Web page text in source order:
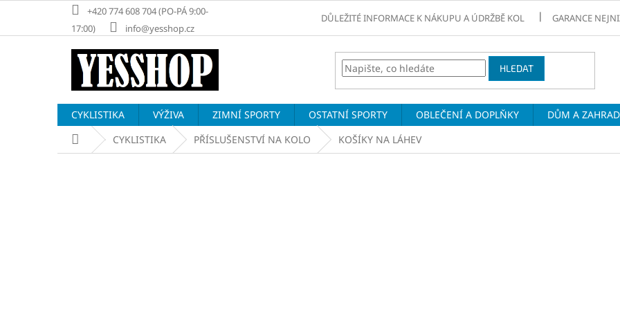
obsah
+420 774 608 704 (PO-PÁ 9:00-
17:00)
info@yesshop.cz
DŮLEŽITÉ INFORMACE K NÁKUPU A ÚDRŽBĚ KOL GARANCE
HLEDAT
CYKLISTIKA VÝŽIVA ZIMNÍ SPORTY OSTATNÍ SPORTY OBLEČENÍ A DOPLŇKY DŮM A
Domů CYKLISTIKA PŘÍSLUŠENSTVÍ NA KOLO KOŠÍKY NA LÁHEV